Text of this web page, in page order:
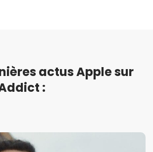
actus Apple sur
: